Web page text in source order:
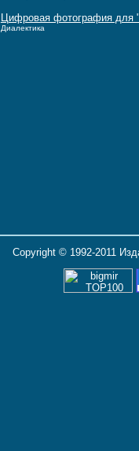
Цифровая фотография для
Диалектика
Copyright © 1992-2011